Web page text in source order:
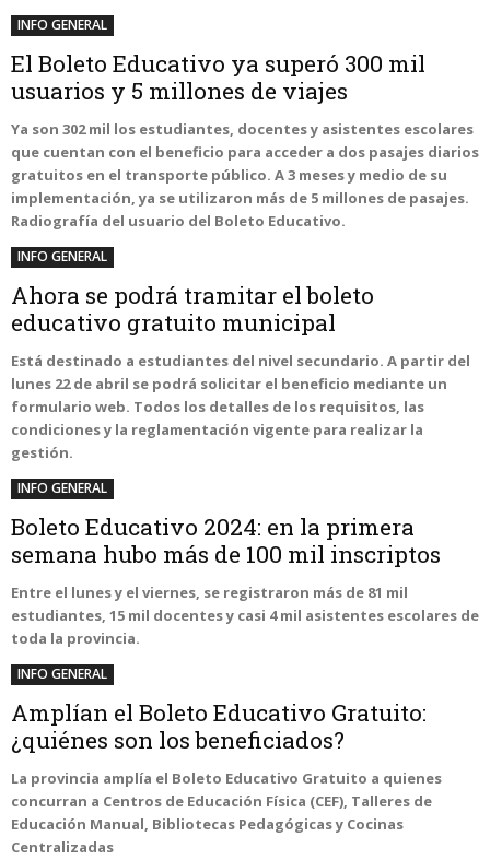
INFO GENERAL
El Boleto Educativo ya superó 300 mil
usuarios y 5 millones de viajes
Ya son 302 mil los estudiantes, docentes y asistentes escolares
que cuentan con el beneficio para acceder a dos pasajes diarios
gratuitos en el transporte público. A 3 meses y medio de su
implementación, ya se utilizaron más de 5 millones de pasajes.
Radiografía del usuario del Boleto Educativo.
INFO GENERAL
Ahora se podrá tramitar el boleto
educativo gratuito municipal
Está destinado a estudiantes del nivel secundario. A partir del
lunes 22 de abril se podrá solicitar el beneficio mediante un
formulario web. Todos los detalles de los requisitos, las
condiciones y la reglamentación vigente para realizar la
gestión.
INFO GENERAL
Boleto Educativo 2024: en la primera
semana hubo más de 100 mil inscriptos
Entre el lunes y el viernes, se registraron más de 81 mil
estudiantes, 15 mil docentes y casi 4 mil asistentes escolares de
toda la provincia.
INFO GENERAL
Amplían el Boleto Educativo Gratuito:
¿quiénes son los beneficiados?
La provincia amplía el Boleto Educativo Gratuito a quienes
concurran a Centros de Educación Física (CEF), Talleres de
Educación Manual, Bibliotecas Pedagógicas y Cocinas
Centralizadas